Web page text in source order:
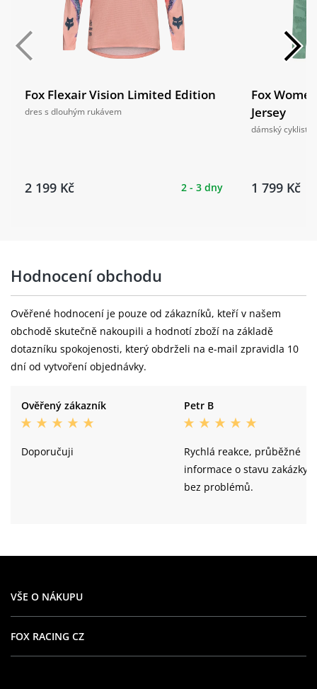
Fox Flexair Vision Limited Edition
dres s dlouhým rukávem
2 199 Kč 2 - 3 dny
Fox
Jersey
dámský
1 799 Kč
Hodnocení obchodu
Ověřené hodnocení je pouze od zákazníků, kteří v našem
obchodě skutečně nakoupili a hodnotí zboží na základě
dotazníku spokojenosti, který obdrželi na e-mail zpravidla 10
dní od vytvoření objednávky.
Ověřený zákazník
Doporučuji
Petr B
Rychlá reakce, průběžné
informace o stavu zakázky,
bez problémů.
VŠE O NÁKUPU
FOX RACING CZ